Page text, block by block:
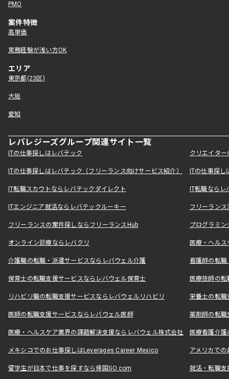
PMO
案件特徴
高単価
実務経験が浅い方OK
エリア
東京都(23区)
大阪
愛知
レバレジーズグループ関連サイト一覧
ITの仕事探しはレバテック クリエイタ
ITの仕事探しはレバテック（フリーランス向けサービス紹介） ITの仕事探
IT転職スカウトならレバテックダイレクト IT転職なら
ITエンジニア就活ならレバテックルーキー フリーラン
フリーランスの案件探しならフリーランスHub プログラミ
オンライン診療ならレバクリ 医療・ヘル
介護職の転職・派遣サービスならレバウェル介護 看護師の転
保育士の転職支援サービスならレバウェル保育士 医療技師の
リハビリ職の転職支援サービスならレバウェルリハビリ 栄養士の転
医師の転職支援サービスならレバウェル医師 薬剤師の転
医療・ヘルスケア業界の課題解決支援ならレバウェル株式会社 医療看護介
メキシコでのお仕事探しはLeverages Career Mexico アメリカで
留学生が日本で仕事を探すなら帰国GO.com 就活・転職